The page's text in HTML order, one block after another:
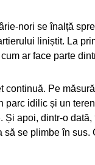
nori se înalță
liniștit. La
ar face parte
continuă. Pe
parc idilic și un
Și apoi, dintr-o dată,
să se plimbe în sus.